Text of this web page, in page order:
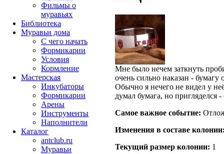
Мне было нечем заткнуть
очень сильно наказан - бумагу
Обычно я нечего не видел у
думал бумага, но пригляделся
Самое важное событие:
Изменения в составе
Текущий размер кoлонии: 1
Фильмы о
муравьях
Библиотека
Муравьи дома
С чего начать
Формикарии
Условия
Кормление
Мастерская
Инкубаторы
Формикарии
Арены
Инструменты
Наполнители
Каталог
antclub.ru
Муравьи